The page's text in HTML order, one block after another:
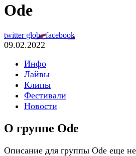
Ode
twitter globefacebook
09.02.2022
Инфо
Лайвы
Клипы
Фестивали
Новости
О группе Ode
Описание для группы Ode еще